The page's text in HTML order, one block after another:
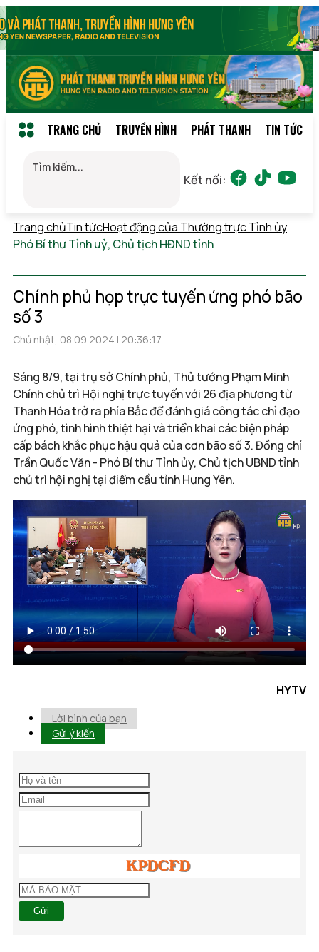
TRANG CHỦ TRUYỀN HÌNH PHÁT THANH TIN TỨC
Kết nối:
Trang chủTin tứcHoạt động của Thường trực Tỉnh ủy
Phó Bí thư Tỉnh uỷ, Chủ tịch HĐND tỉnh
Chính phủ họp trực tuyến ứng phó bão
số 3
Chủ nhật, 08.09.2024 | 20:36:17
Sáng 8/9, tại trụ sở Chính phủ, Thủ tướng Phạm Minh
Chính chủ trì Hội nghị trực tuyến với 26 địa phương từ
Thanh Hóa trở ra phía Bắc để đánh giá công tác chỉ đạo
ứng phó, tình hình thiệt hại và triển khai các biện pháp
cấp bách khắc phục hậu quả của cơn bão số 3. Đồng chí
Trần Quốc Văn - Phó Bí thư Tỉnh ủy, Chủ tịch UBND tỉnh
chủ trì hội nghị tại điểm cầu tỉnh Hưng Yên.
HYTV
Lời bình của bạn
Gửi ý kiến
Gửi